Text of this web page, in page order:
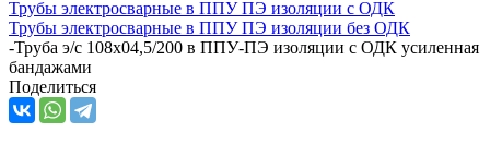
Трубы электросварные в ППУ ПЭ изоляции с ОДК
Трубы электросварные в ППУ ПЭ изоляции без ОДК
-Труба э/с 108х04,5/200 в ППУ-ПЭ изоляции с ОДК усиленная
бандажами
Поделиться